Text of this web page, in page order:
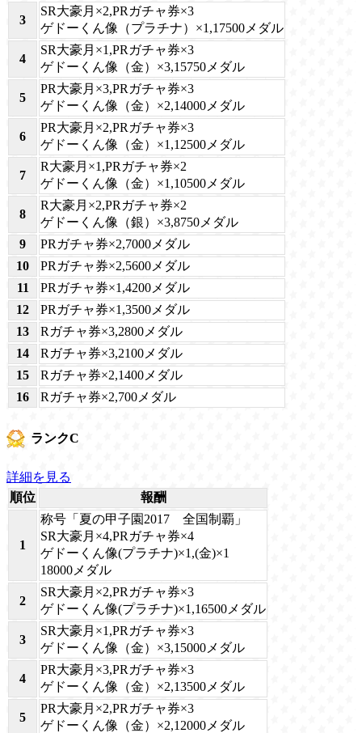
3
SR大豪月×2,PRガチャ券×3
ゲドーくん像（プラチナ）×1,17500メダル
4
SR大豪月×1,PRガチャ券×3
ゲドーくん像（金）×3,15750メダル
5
PR大豪月×3,PRガチャ券×3
ゲドーくん像（金）×2,14000メダル
6
PR大豪月×2,PRガチャ券×3
ゲドーくん像（金）×1,12500メダル
7
R大豪月×1,PRガチャ券×2
ゲドーくん像（金）×1,10500メダル
8
R大豪月×2,PRガチャ券×2
ゲドーくん像（銀）×3,8750メダル
9
PRガチャ券×2,7000メダル
10
PRガチャ券×2,5600メダル
11
PRガチャ券×1,4200メダル
12
PRガチャ券×1,3500メダル
13
Rガチャ券×3,2800メダル
14
Rガチャ券×3,2100メダル
15
Rガチャ券×2,1400メダル
16
Rガチャ券×2,700メダル
ランクC
詳細を見る
順位
報酬
1
称号「夏の甲子園2017 全国制覇」
SR大豪月×4,PRガチャ券×4
ゲドーくん像(プラチナ)×1,(金)×1
18000メダル
2
SR大豪月×2,PRガチャ券×3
ゲドーくん像(プラチナ)×1,16500メダル
3
SR大豪月×1,PRガチャ券×3
ゲドーくん像（金）×3,15000メダル
4
PR大豪月×3,PRガチャ券×3
ゲドーくん像（金）×2,13500メダル
5
PR大豪月×2,PRガチャ券×3
ゲドーくん像（金）×2,12000メダル